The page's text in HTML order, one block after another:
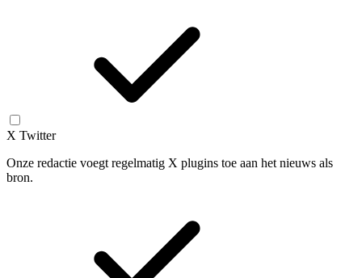
X Twitter
Onze redactie voegt regelmatig X plugins toe aan het nieuws als
bron.